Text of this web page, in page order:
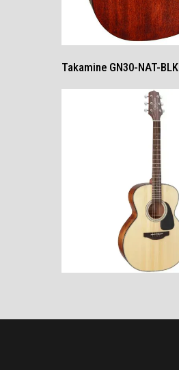
Takamine GN30-NAT-BLK